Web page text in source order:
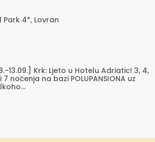
Park 4*, Lovran
13.09.] Krk: Ljeto u Hotelu Adriatic! 3, 4,
7 noćenja na bazi POLUPANSIONA uz